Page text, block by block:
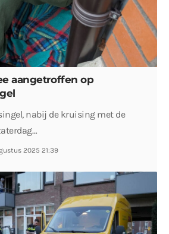
aangetroffen op
nabij de kruising met de
2025 21:39